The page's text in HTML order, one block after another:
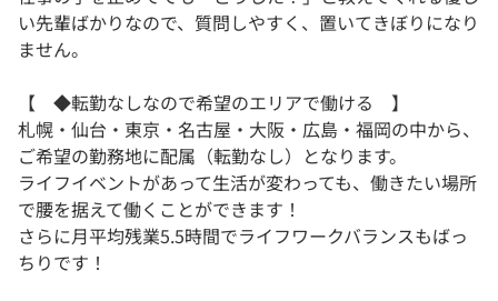
い先輩ばかりなので、質問しやすく、置いてきぼりになり
ません。
【 ◆転勤なしなので希望のエリアで働ける 】
札幌・仙台・東京・名古屋・大阪・広島・福岡の中から、
ご希望の勤務地に配属（転勤なし）となります。
ライフイベントがあって生活が変わっても、働きたい場所
で腰を据えて働くことができます！
さらに月平均残業5.5時間でライフワークバランスもばっ
ちりです！